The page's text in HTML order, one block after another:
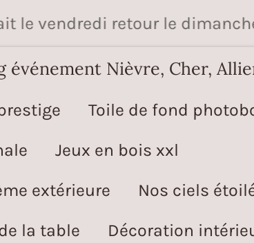
le vendredi retour le
événement Nièvre, Cher,
Toile de fond
Jeux en bois xxl
extérieure
Nos ciels
la table
Décoration